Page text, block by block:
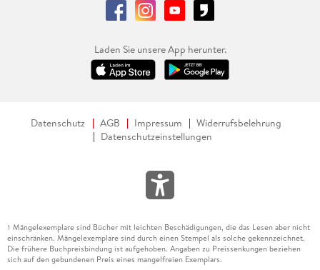
Laden Sie unsere App herunter.
Datenschutz AGB Impressum
Widerrufsbelehrung
Datenschutzeinstellungen
1 Mängelexemplare sind Bücher mit leichten Beschädigungen, die das Lesen aber nicht
einschränken. Mängelexemplare sind durch einen Stempel als solche gekennzeichnet.
Die frühere Buchpreisbindung ist aufgehoben. Angaben zu Preissenkungen beziehen
sich auf den gebundenen Preis eines mangelfreien Exemplars.